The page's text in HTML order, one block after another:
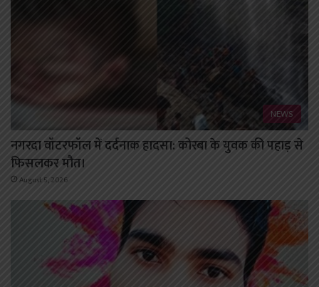
NEWS
नगरदा वॉटरफॉल में दर्दनाक हादसा: कोरबा के युवक की पहाड़ से
फिसलकर मौत।
August 5, 2026